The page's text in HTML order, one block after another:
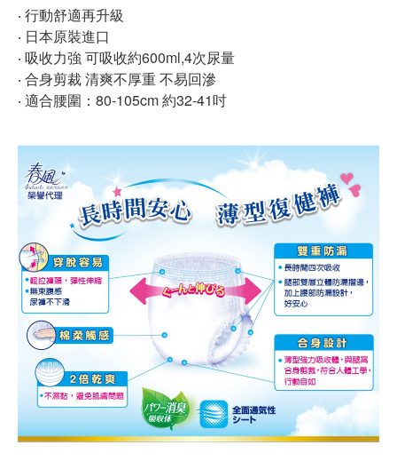
‧ 行動舒適再升級
‧ 日本原裝進口
‧ 吸收力強 可吸收約600ml,4次尿量
‧ 合身剪裁 清爽不厚重 不易回滲
‧ 適合腰圍：80-105cm 約32-41吋